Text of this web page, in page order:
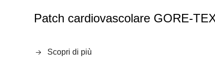
Patch cardiovascolare GORE-
Scopri di più